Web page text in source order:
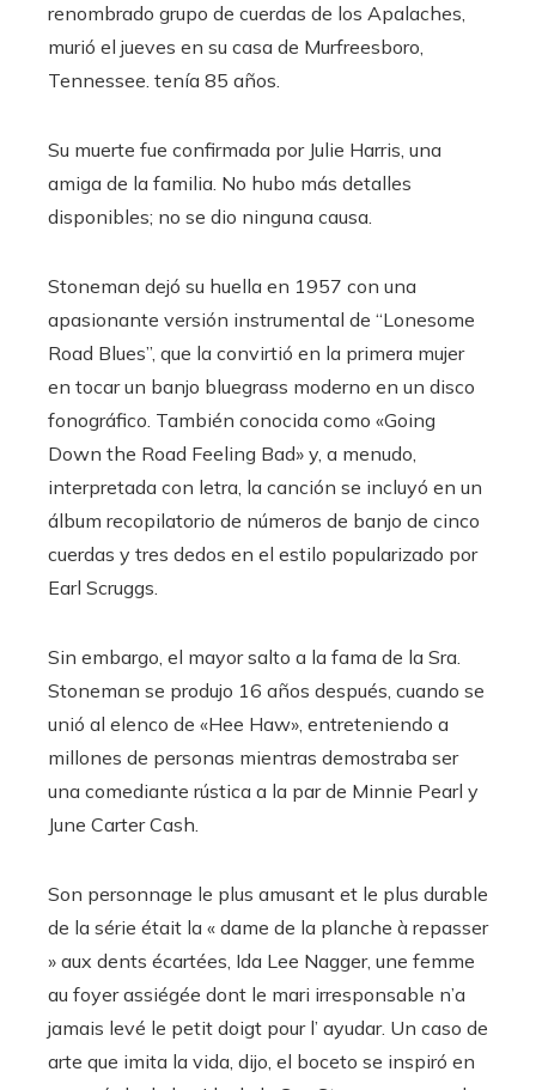
renombrado grupo de cuerdas de los Apalaches,
murió el jueves en su casa de Murfreesboro,
Tennessee. tenía 85 años.
Su muerte fue confirmada por Julie Harris, una
amiga de la familia. No hubo más detalles
disponibles; no se dio ninguna causa.
Stoneman dejó su huella en 1957 con una
apasionante versión instrumental de “Lonesome
Road Blues”, que la convirtió en la primera mujer
en tocar un banjo bluegrass moderno en un disco
fonográfico. También conocida como «Going
Down the Road Feeling Bad» y, a menudo,
interpretada con letra, la canción se incluyó en un
álbum recopilatorio de números de banjo de cinco
cuerdas y tres dedos en el estilo popularizado por
Earl Scruggs.
Sin embargo, el mayor salto a la fama de la Sra.
Stoneman se produjo 16 años después, cuando se
unió al elenco de «Hee Haw», entreteniendo a
millones de personas mientras demostraba ser
una comediante rústica a la par de Minnie Pearl y
June Carter Cash.
Son personnage le plus amusant et le plus durable
de la série était la « dame de la planche à repasser
» aux dents écartées, Ida Lee Nagger, une femme
au foyer assiégée dont le mari irresponsable n’a
jamais levé le petit doigt pour l’ ayudar. Un caso de
arte que imita la vida, dijo, el boceto se inspiró en